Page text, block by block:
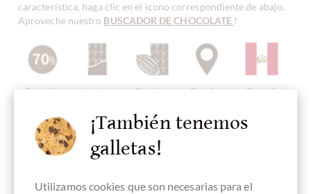
característica, haga clic en el icono correspondiente de abajo.
Aproveche nuestro BUSCADOR DE CHOCOLATE !
Contenido
chocolate
Chocolate
Chocolate
Origen de
Continente de
Fabricado en
chocolate
sin gluten
Embalaje
¡También tenemos
galletas!
Utilizamos cookies que son necesarias para el